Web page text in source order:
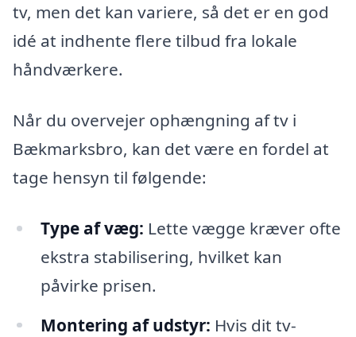
tv, men det kan variere, så det er en god
idé at indhente flere tilbud fra lokale
håndværkere.
Når du overvejer ophængning af tv i
Bækmarksbro, kan det være en fordel at
tage hensyn til følgende:
Type af væg: Lette vægge kræver ofte
ekstra stabilisering, hvilket kan
påvirke prisen.
Montering af udstyr: Hvis dit tv-